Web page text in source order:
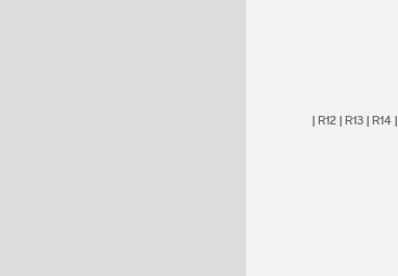
| R12| R13| R14|